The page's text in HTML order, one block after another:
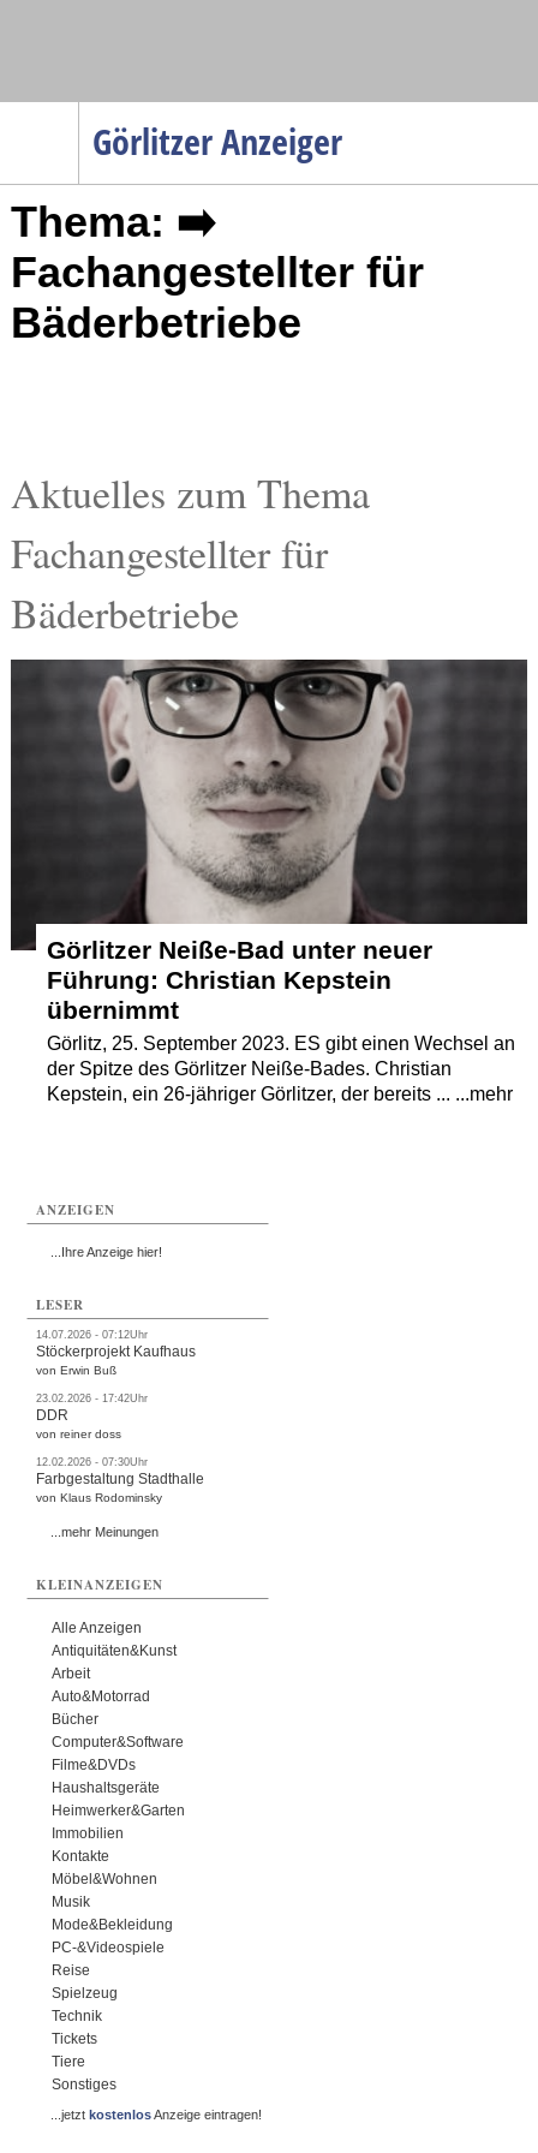
Görlitzer Anzeiger
Menüpunkte
Startseite
Gesellschaft
Wirtschaft
Kultur
Termine
Kostenlos
Thema: ➡️
Fachangestellter für
Bäderbetriebe
Aktuelles zum Thema
Fachangestellter für
Bäderbetriebe
Görlitzer Neiße-Bad unter neuer
Führung: Christian Kepstein
übernimmt
Görlitz, 25. September 2023. ES gibt einen Wechsel an
der Spitze des Görlitzer Neiße-Bades. Christian
Kepstein, ein 26-jähriger Görlitzer, der bereits ... ...mehr
ANZEIGEN
...Ihre Anzeige hier!
LESER
14.07.2026 - 07:12Uhr
Stöckerprojekt Kaufhaus
von Erwin Buß
23.02.2026 - 17:42Uhr
DDR
von reiner doss
12.02.2026 - 07:30Uhr
Farbgestaltung Stadthalle
von Klaus Rodominsky
...mehr Meinungen
KLEINANZEIGEN
Alle Anzeigen
Antiquitäten&Kunst
Arbeit
Auto&Motorrad
Bücher
Computer&Software
Filme&DVDs
Haushaltsgeräte
Heimwerker&Garten
Immobilien
Kontakte
Möbel&Wohnen
Musik
Mode&Bekleidung
PC-&Videospiele
Reise
Spielzeug
Technik
Tickets
Tiere
Sonstiges
...jetztkostenlosAnzeige eintragen!